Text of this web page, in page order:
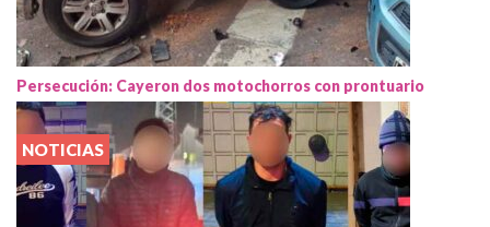
Persecución: Cayeron dos motochorros con prontuario
NOTICIAS